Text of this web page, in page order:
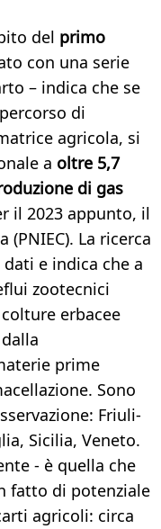
del primo
con una serie
– indica che se
di
agricola, si
a oltre 5,7
di gas
il 2023 appunto, il
(PNIEC). La ricerca
e indica che a
zootecnici
erbacee
prime
Sono
Friuli-
Sicilia, Veneto.
- è quella che
fatto di potenziale
agricoli: circa